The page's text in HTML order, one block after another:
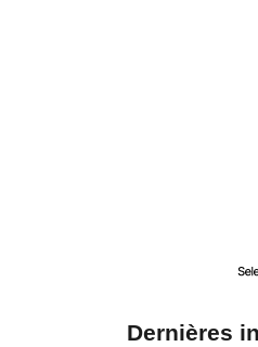
Dernières